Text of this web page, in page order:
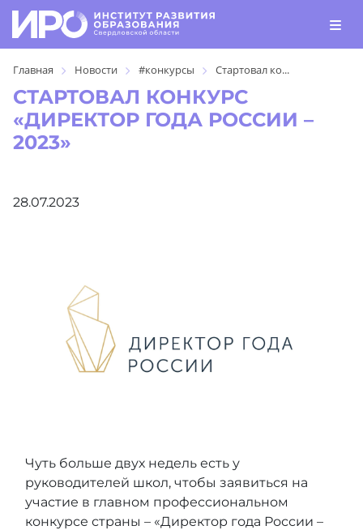
Главная Новости #конкурсы Стартовал ко...
СТАРТОВАЛ КОНКУРС
«ДИРЕКТОР ГОДА РОССИИ –
2023»
28.07.2023
Чуть больше двух недель есть у
руководителей школ, чтобы заявиться на
участие в главном профессиональном
конкурсе страны – «Директор года России –